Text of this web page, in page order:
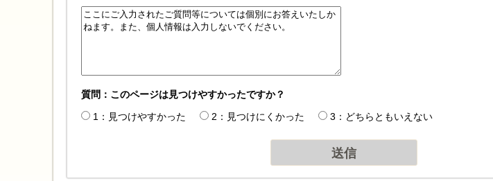
質問：このページは見つけやすかったですか？
1：見つけやすかった
2：見つけにくかった 3：どちらともいえない